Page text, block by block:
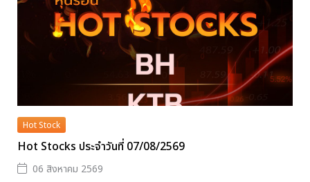
Hot Stock
Hot Stocks ประจำวันที่ 07/08/2569
06 สิงหาคม 2569